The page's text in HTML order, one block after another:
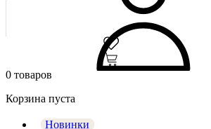
0 товаров
Корзина пуста
Новинки